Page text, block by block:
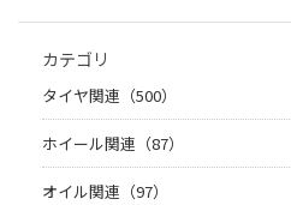
カテゴリ
タイヤ関連（500）
ホイール関連（87）
オイル関連（97）